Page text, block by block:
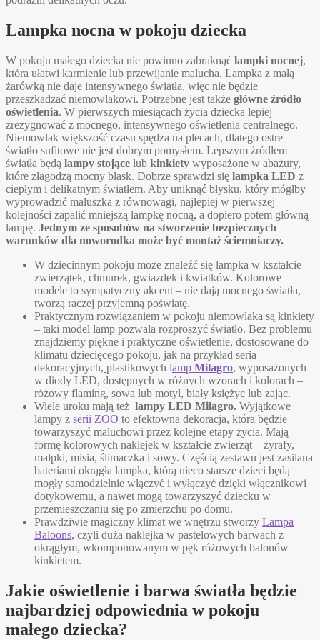
Lampka nocna w pokoju dziecka
W pokoju małego dziecka nie powinno zabraknąć lampki nocnej,
która ułatwi karmienie lub przewijanie malucha. Lampka z małą
żarówką nie daje intensywnego światła, więc nie będzie
przeszkadzać niemowlakowi. Potrzebne jest także główne źródło
oświetlenia. W pierwszych miesiącach życia dziecka lepiej
zrezygnować z mocnego, intensywnego oświetlenia centralnego.
Niemowlak większość czasu spędza na plecach, dlatego ostre
światło sufitowe nie jest dobrym pomysłem. Lepszym źródłem
światła będą lampy stojące lub kinkiety wyposażone w abażury,
które złagodzą mocny blask. Dobrze sprawdzi się lampka LED z
ciepłym i delikatnym światłem. Aby uniknąć błysku, który mógłby
wyprowadzić maluszka z równowagi, najlepiej w pierwszej
kolejności zapalić mniejszą lampkę nocną, a dopiero potem główną
lampę. Jednym ze sposobów na stworzenie bezpiecznych
warunków dla noworodka może być montaż ściemniaczy.
W dziecinnym pokoju może znaleźć się lampka w kształcie
zwierzątek, chmurek, gwiazdek i kwiatków. Kolorowe
modele to sympatyczny akcent – nie dają mocnego światła,
tworzą raczej przyjemną poświatę.
Praktycznym rozwiązaniem w pokoju niemowlaka są kinkiety
– taki model lamp pozwala rozproszyć światło. Bez problemu
znajdziemy piękne i praktyczne oświetlenie, dostosowane do
klimatu dziecięcego pokoju, jak na przykład seria
dekoracyjnych, plastikowych lamp Milagro, wyposażonych
w diody LED, dostępnych w różnych wzorach i kolorach –
różowy flaming, sowa lub motyl, biały księżyc lub zając.
Wiele uroku mają też lampy LED Milagro. Wyjątkowe
lampy z serii ZOO to efektowna dekoracja, która będzie
towarzyszyć maluchowi przez kolejne etapy życia. Mają
formę kolorowych naklejek w kształcie zwierząt – żyrafy,
małpki, misia, ślimaczka i sowy. Częścią zestawu jest zasilana
bateriami okrągła lampka, którą nieco starsze dzieci będą
mogły samodzielnie włączyć i wyłączyć dzięki włącznikowi
dotykowemu, a nawet mogą towarzyszyć dziecku w
przemieszczaniu się po zmierzchu po domu.
Prawdziwie magiczny klimat we wnętrzu stworzy Lampa
Baloons, czyli duża naklejka w pastelowych barwach z
okrągłym, wkomponowanym w pęk różowych balonów
kinkietem.
Jakie oświetlenie i barwa światła będzie
najbardziej odpowiednia w pokoju
małego dziecka?